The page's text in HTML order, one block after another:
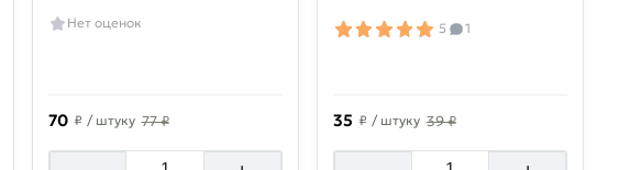
Нет оценок
70 ₽ / штуку 77 ₽
5 1
35 ₽ / штуку 39 ₽